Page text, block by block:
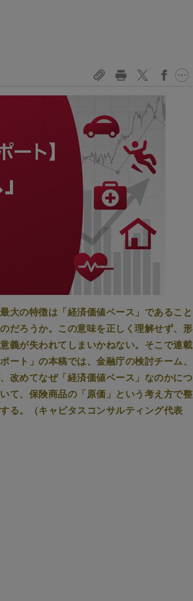
大の特徴は「経済価値ベース」であること
だろうか。この意味を正しく理解せず、形
義が失われてしまいかねない。そこで連載
ート」の本稿では、金融庁の検討チーム、
改めてなぜ「経済価値ベース」なのかにつ
て、保険商品の「原価」という考え方で整
る。（キャピタスコンサルティング代表